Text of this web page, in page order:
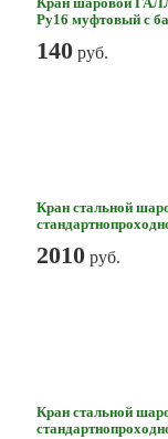
Кран шаровой
Ру16 муфтовый с
140 руб.
Кран стальной
2010 руб.
Кран стальной